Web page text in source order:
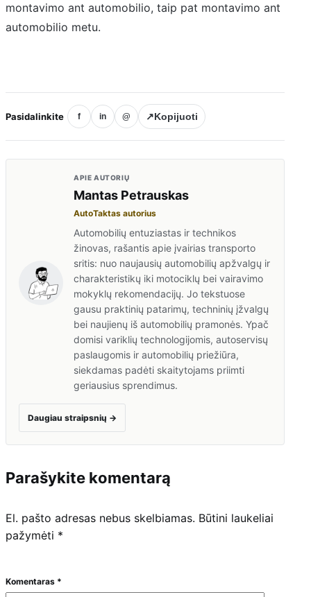
montavimo ant automobilio, taip pat montavimo ant
automobilio metu.
Pasidalinkite f in @ ↗Kopijuoti
APIE AUTORIŲ
Mantas Petrauskas
AutoTaktas autorius
Automobilių entuziastas ir technikos
žinovas, rašantis apie įvairias transporto
sritis: nuo naujausių automobilių apžvalgų ir
charakteristikų iki motociklų bei vairavimo
mokyklų rekomendacijų. Jo tekstuose
gausu praktinių patarimų, techninių įžvalgų
bei naujienų iš automobilių pramonės. Ypač
domisi variklių technologijomis, autoservisų
paslaugomis ir automobilių priežiūra,
siekdamas padėti skaitytojams priimti
geriausius sprendimus.
Daugiau straipsnių →
Parašykite komentarą
El. pašto adresas nebus skelbiamas. Būtini laukeliai
pažymėti *
Komentaras *